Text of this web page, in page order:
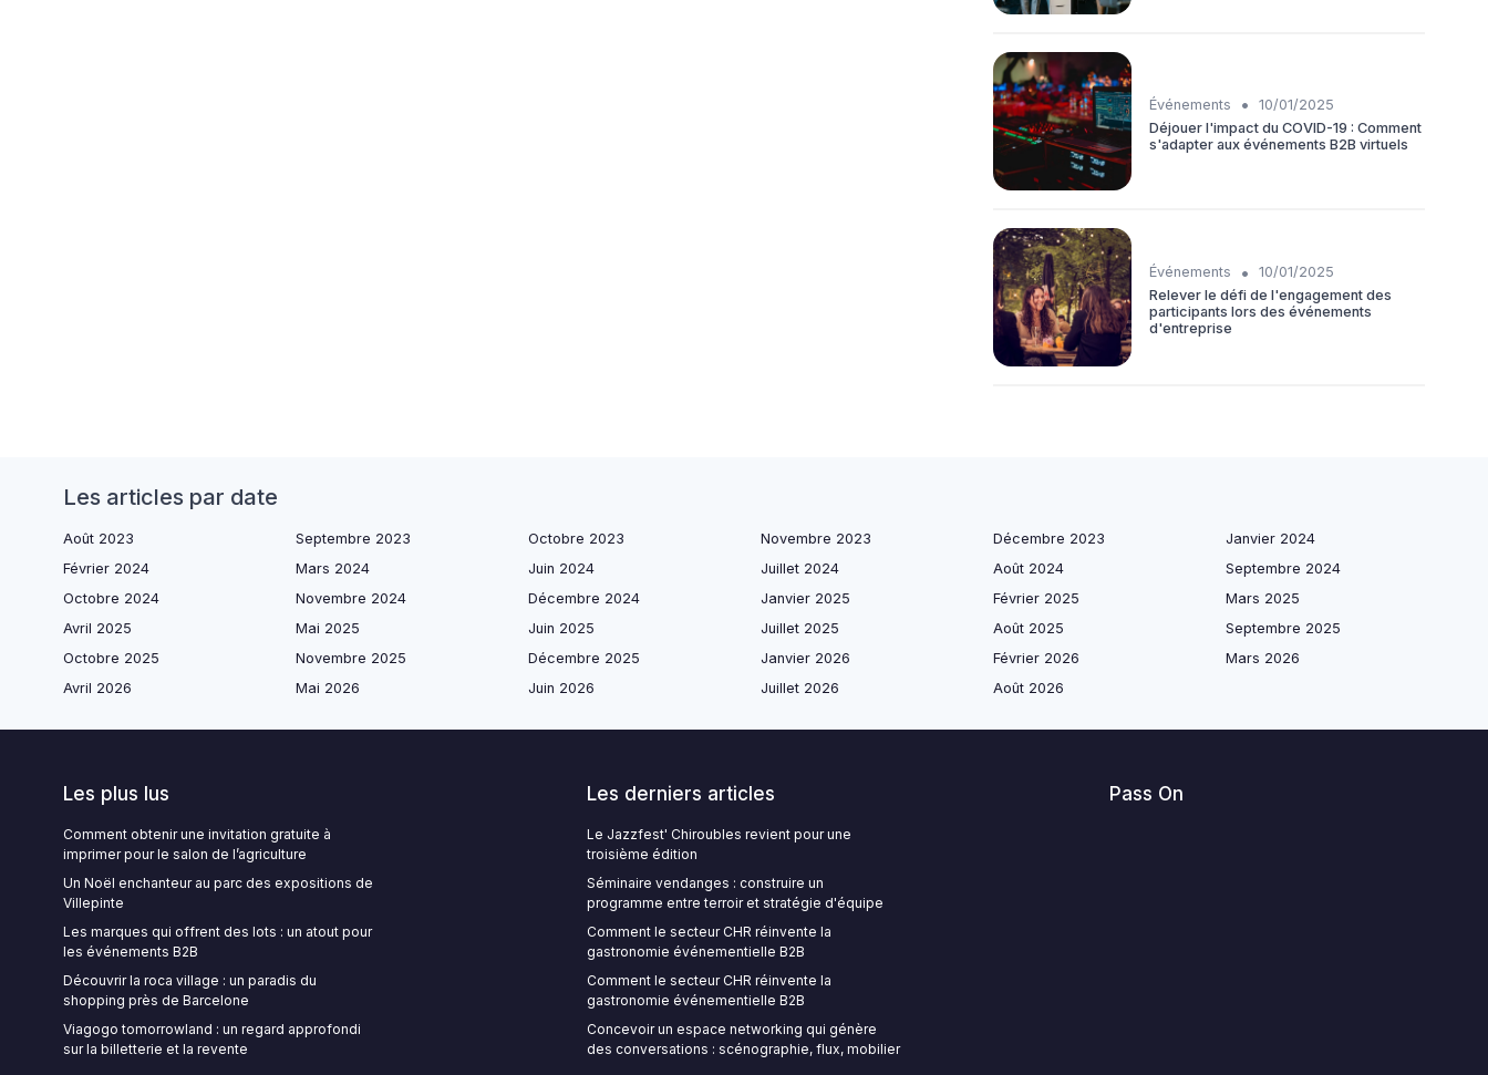
Événements •
10/01/2025
Déjouer l'impact du COVID-19 : Comment
s'adapter aux événements B2B virtuels
Événements •
10/01/2025
Relever le défi de l'engagement des
participants lors des événements
d'entreprise
Les articles par date
Août 2023 Septembre 2023 Octobre 2023 Novembre 2023 Décembre 2023
Janvier 2024
Février 2024
Mars 2024 Juin 2024 Juillet 2024 Août 2024
Septembre 2024
Octobre 2024
Novembre 2024 Décembre 2024 Janvier 2025 Février 2025
Mars 2025
Avril 2025
Mai 2025 Juin 2025 Juillet 2025 Août 2025
Septembre 2025
Octobre 2025
Novembre 2025 Décembre 2025 Janvier 2026 Février 2026
Mars 2026
Avril 2026
Mai 2026 Juin 2026 Juillet 2026 Août 2026
Les plus lus
Comment obtenir une invitation gratuite à
imprimer pour le salon de l’agriculture
Un Noël enchanteur au parc des expositions de
Villepinte
Les marques qui offrent des lots : un atout pour
les événements B2B
Découvrir la roca village : un paradis du
shopping près de Barcelone
Viagogo tomorrowland : un regard approfondi
sur la billetterie et la revente
Les derniers articles
Le Jazzfest' Chiroubles revient pour une
troisième édition
Séminaire vendanges : construire un
programme entre terroir et stratégie d'équipe
Comment le secteur CHR réinvente la
gastronomie événementielle B2B
Comment le secteur CHR réinvente la
gastronomie événementielle B2B
Concevoir un espace networking qui génère
des conversations : scénographie, flux, mobilier
Pass On